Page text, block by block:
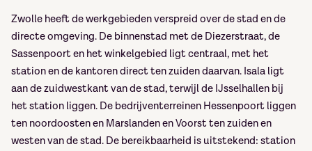
Zwolle heeft de werkgebieden verspreid over de stad en de
directe omgeving. De binnenstad met de Diezerstraat, de
Sassenpoort en het winkelgebied ligt centraal, met het
station en de kantoren direct ten zuiden daarvan. Isala ligt
aan de zuidwestkant van de stad, terwijl de IJsselhallen bij
het station liggen. De bedrijventerreinen Hessenpoort liggen
ten noordoosten en Marslanden en Voorst ten zuiden en
westen van de stad. De bereikbaarheid is uitstekend: station